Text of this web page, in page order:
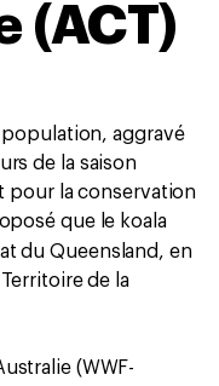
(ACT)
population, aggravé
de la saison
pour la conservation
que le koala
du Queensland, en
de la
(WWF-